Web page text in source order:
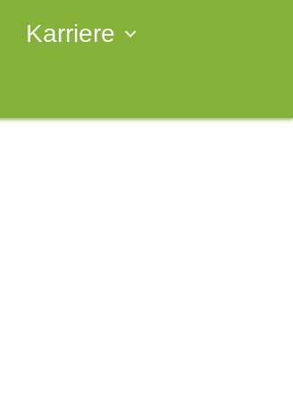
Karriere